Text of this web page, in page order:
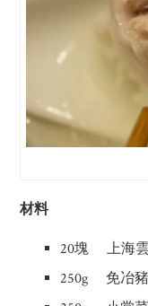
材料
20塊 上海
250g 免冶